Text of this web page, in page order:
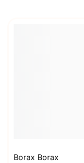
Borax Borax